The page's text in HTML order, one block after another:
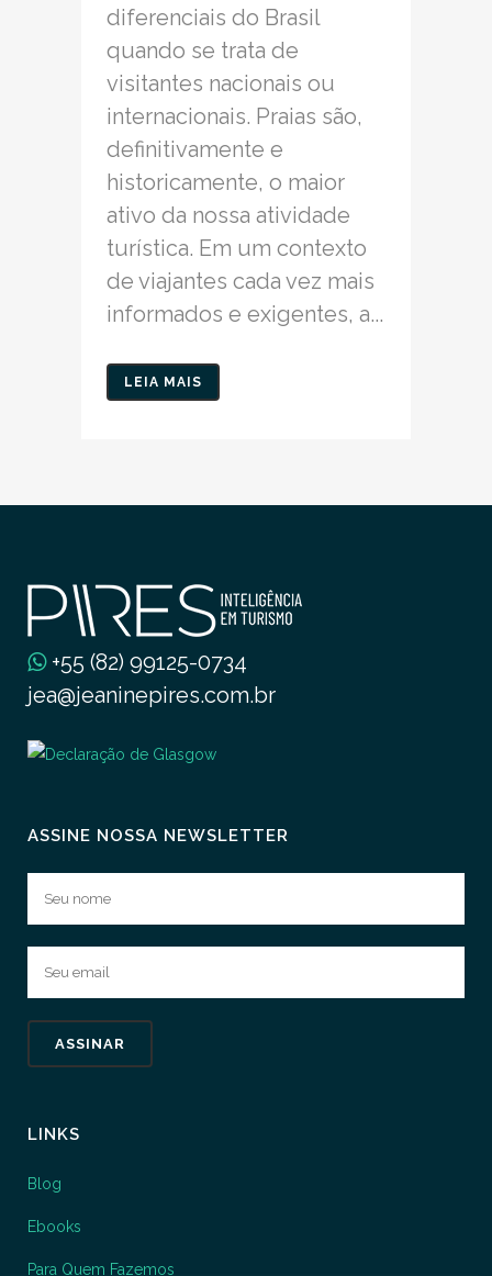
diferenciais do Brasil
quando se trata de
visitantes nacionais ou
internacionais. Praias são,
definitivamente e
historicamente, o maior
ativo da nossa atividade
turística. Em um contexto
de viajantes cada vez mais
informados e exigentes, a...
LEIA MAIS
+55 (82) 99125-0734
jea@jeaninepires.com.br
ASSINE NOSSA NEWSLETTER
LINKS
Blog
Ebooks
Para Quem Fazemos